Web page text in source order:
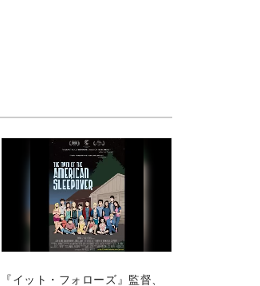
『イット・フォローズ』監督、